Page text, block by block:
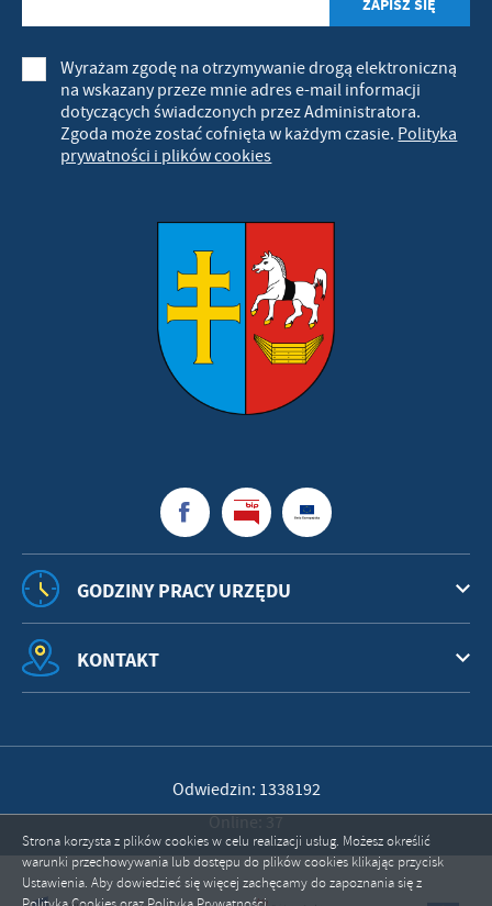
Wyrażam zgodę na otrzymywanie drogą elektroniczną
na wskazany przeze mnie adres e-mail informacji
dotyczących świadczonych przez Administratora.
Zgoda może zostać cofnięta w każdym czasie. Polityka
prywatności i plików cookies
GODZINY PRACY URZĘDU
KONTAKT
Odwiedzin: 1338192
Strona korzysta z plików cookies w celu realizacji usług. Możesz określić
warunki przechowywania lub dostępu do plików cookies klikając przycisk
Ustawienia. Aby dowiedzieć się więcej zachęcamy do zapoznania się z